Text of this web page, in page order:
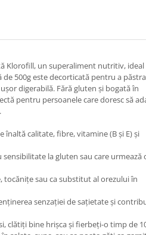
Klorofill, un superaliment nutritiv, ideal
500g este decorticată pentru a păstra
digerabilă. Fără gluten și bogată în
pentru persoanele care doresc să
înaltă calitate, fibre, vitamine (B și E) și
la gluten sau care urmează
tocănițe sau ca substitut al orezului în
senzației de sațietate și
clătiți bine hrișca și fierbeți-o timp de